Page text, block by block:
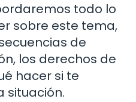
todo lo
sobre este tema,
de
los derechos de
hacer si te
situación.